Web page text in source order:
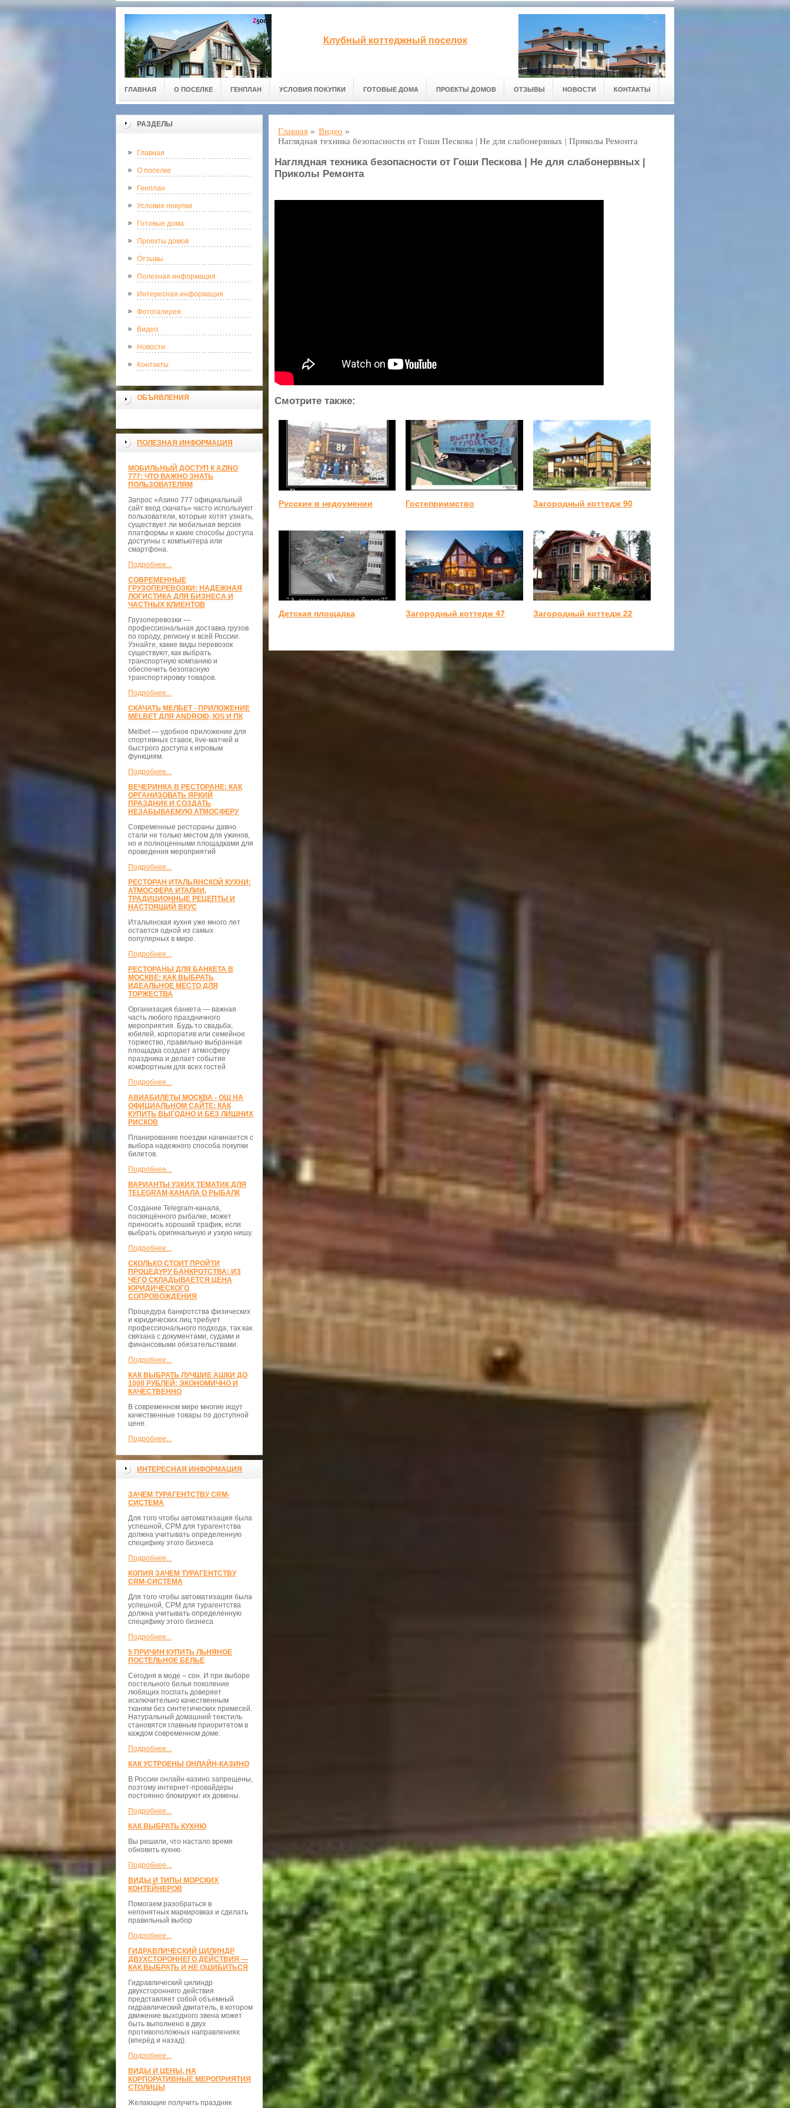
Клубный коттеджный поселок
ГЛАВНАЯ О ПОСЕЛКЕ ГЕНПЛАН УСЛОВИЯ ПОКУПКИ ГОТОВЫЕ ДОМА ПРОЕКТЫ ДОМОВ ОТЗЫВЫ НОВОСТИ КОНТАКТЫ
РАЗДЕЛЫ
Главная
О поселке
Генплан
Условия покупки
Готовые дома
Проекты домов
Отзывы
Полезная информация
Интересная информация
Фотогалерея
Видео
Новости
Контакты
ОБЪЯВЛЕНИЯ
ПОЛЕЗНАЯ ИНФОРМАЦИЯ
МОБИЛЬНЫЙ ДОСТУП К AZINO
777: ЧТО ВАЖНО ЗНАТЬ
ПОЛЬЗОВАТЕЛЯМ
Запрос «Азино 777 официальный
сайт вход скачать» часто используют
пользователи, которые хотят узнать,
существует ли мобильная версия
платформы и какие способы доступа
доступны с компьютера или
смартфона.
Подробнее...
СОВРЕМЕННЫЕ
ГРУЗОПЕРЕВОЗКИ: НАДЕЖНАЯ
ЛОГИСТИКА ДЛЯ БИЗНЕСА И
ЧАСТНЫХ КЛИЕНТОВ
Грузоперевозки —
профессиональная доставка грузов
по городу, региону и всей России.
Узнайте, какие виды перевозок
существуют, как выбрать
транспортную компанию и
обеспечить безопасную
транспортировку товаров.
Подробнее...
СКАЧАТЬ МЕЛБЕТ - ПРИЛОЖЕНИЕ
MELBET ДЛЯ ANDROID, IOS И ПК
Melbet — удобное приложение для
спортивных ставок, live-матчей и
быстрого доступа к игровым
функциям.
Подробнее...
ВЕЧЕРИНКА В РЕСТОРАНЕ: КАК
ОРГАНИЗОВАТЬ ЯРКИЙ
ПРАЗДНИК И СОЗДАТЬ
НЕЗАБЫВАЕМУЮ АТМОСФЕРУ
Современные рестораны давно
стали не только местом для ужинов,
но и полноценными площадками для
проведения мероприятий
Подробнее...
РЕСТОРАН ИТАЛЬЯНСКОЙ КУХНИ:
АТМОСФЕРА ИТАЛИИ,
ТРАДИЦИОННЫЕ РЕЦЕПТЫ И
НАСТОЯЩИЙ ВКУС
Итальянская кухня уже много лет
остается одной из самых
популярных в мире.
Подробнее...
РЕСТОРАНЫ ДЛЯ БАНКЕТА В
МОСКВЕ: КАК ВЫБРАТЬ
ИДЕАЛЬНОЕ МЕСТО ДЛЯ
ТОРЖЕСТВА
Организация банкета — важная
часть любого праздничного
мероприятия. Будь то свадьба,
юбилей, корпоратив или семейное
торжество, правильно выбранная
площадка создает атмосферу
праздника и делает событие
комфортным для всех гостей
Подробнее...
АВИАБИЛЕТЫ МОСКВА - ОШ НА
ОФИЦИАЛЬНОМ САЙТЕ: КАК
КУПИТЬ ВЫГОДНО И БЕЗ ЛИШНИХ
РИСКОВ
Планирование поездки начинается с
выбора надежного способа покупки
билетов.
Подробнее...
ВАРИАНТЫ УЗКИХ ТЕМАТИК ДЛЯ
TELEGRAM-КАНАЛА О РЫБАЛК
Создание Telegram-канала,
посвящённого рыбалке, может
приносить хороший трафик, если
выбрать оригинальную и узкую нишу.
Подробнее...
СКОЛЬКО СТОИТ ПРОЙТИ
ПРОЦЕДУРУ БАНКРОТСТВА: ИЗ
ЧЕГО СКЛАДЫВАЕТСЯ ЦЕНА
ЮРИДИЧЕСКОГО
СОПРОВОЖДЕНИЯ
Процедура банкротства физических
и юридических лиц требует
профессионального подхода, так как
связана с документами, судами и
финансовыми обязательствами.
Подробнее...
КАК ВЫБРАТЬ ЛУЧШИЕ АШКИ ДО
1000 РУБЛЕЙ: ЭКОНОМИЧНО И
КАЧЕСТВЕННО
В современном мире многие ищут
качественные товары по доступной
цене.
Подробнее...
ИНТЕРЕСНАЯ ИНФОРМАЦИЯ
ЗАЧЕМ ТУРАГЕНТСТВУ CRM-
СИСТЕМА
Для того чтобы автоматизация была
успешной, СРМ для турагентства
должна учитывать определенную
специфику этого бизнеса
Подробнее...
КОПИЯ ЗАЧЕМ ТУРАГЕНТСТВУ
CRM-СИСТЕМА
Для того чтобы автоматизация была
успешной, СРМ для турагентства
должна учитывать определенную
специфику этого бизнеса
Подробнее...
5 ПРИЧИН КУПИТЬ ЛЬНЯНОЕ
ПОСТЕЛЬНОЕ БЕЛЬЕ
Сегодня в моде – сон. И при выборе
постельного белья поколение
любящих поспать доверяет
исключительно качественным
тканям без синтетических примесей.
Натуральный домашний текстиль
становятся главным приоритетом в
каждом современном доме.
Подробнее...
КАК УСТРОЕНЫ ОНЛАЙН-КАЗИНО
В России онлайн-казино запрещены,
поэтому интернет-провайдеры
постоянно блокируют их домены.
Подробнее...
КАК ВЫБРАТЬ КУХНЮ
Вы решили, что настало время
обновить кухню.
Подробнее...
ВИДЫ И ТИПЫ МОРСКИХ
КОНТЕЙНЕРОВ
Помогаем разобраться в
непонятных маркировках и сделать
правильный выбор
Подробнее...
ГИДРАВЛИЧЕСКИЙ ЦИЛИНДР
ДВУХСТОРОННЕГО ДЕЙСТВИЯ —
КАК ВЫБРАТЬ И НЕ ОШИБИТЬСЯ
Гидравлический цилиндр
двухстороннего действия
представляет собой объемный
гидравлический двигатель, в котором
движение выходного звена может
быть выполнено в двух
противоположных направлениях
(вперёд и назад).
Подробнее...
ВИДЫ И ЦЕНЫ, НА
КОРПОРАТИВНЫЕ МЕРОПРИЯТИЯ
СТОЛИЦЫ
Желающие получить праздник
Главная » Видео »
Наглядная техника безопасности от Гоши Пескова | Не для слабонервных | Приколы Ремонта
Наглядная техника безопасности от Гоши Пескова | Не для слабонервных |
Приколы Ремонта
Смотрите также:
Русские в недоумении Гостеприимство Загородный коттедж 90
Детская площадка Загородный коттедж 47 Загородный коттедж 22